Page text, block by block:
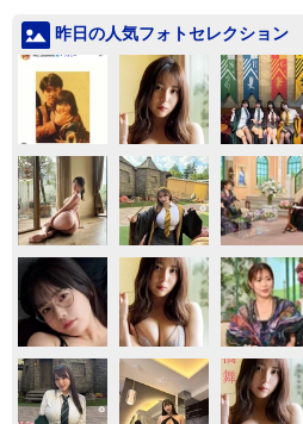
昨日の人気フォトセレクション